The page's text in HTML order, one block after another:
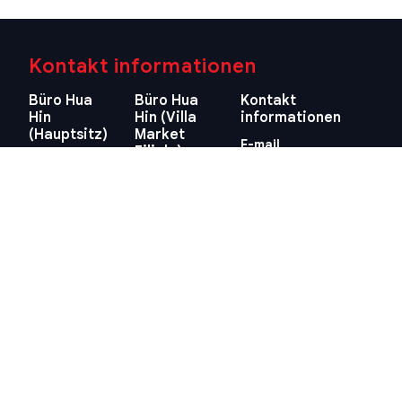
Kontakt informationen
Büro Hua
Hin
(Hauptsitz)
Büro Hua
Hin (Villa
Market
Filiale)
Kontakt
informationen
E-mail